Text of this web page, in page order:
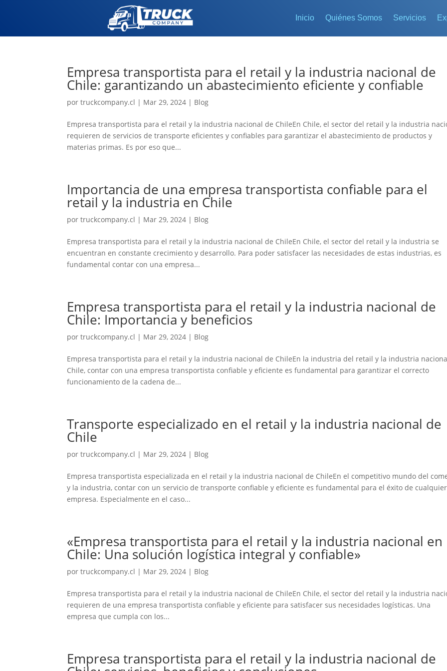
Inicio Quiénes Somos Servicios
Empresa transportista para el retail y la industria nacional de
Chile: garantizando un abastecimiento eficiente y confiable
portruckcompany.cl | Mar 29, 2024 | Blog
Empresa transportista para el retail y la industria nacional de ChileEn Chile, el sector del retail y la industria
requieren de servicios de transporte eficientes y confiables para garantizar el abastecimiento de productos y
materias primas. Es por eso que...
Importancia de una empresa transportista confiable para el
retail y la industria en Chile
portruckcompany.cl | Mar 29, 2024 | Blog
Empresa transportista para el retail y la industria nacional de ChileEn Chile, el sector del retail y la industria se
encuentran en constante crecimiento y desarrollo. Para poder satisfacer las necesidades de estas industrias, es
fundamental contar con una empresa...
Empresa transportista para el retail y la industria nacional de
Chile: Importancia y beneficios
portruckcompany.cl | Mar 29, 2024 | Blog
Empresa transportista para el retail y la industria nacional de ChileEn la industria del retail y la industria
Chile, contar con una empresa transportista confiable y eficiente es fundamental para garantizar el correcto
funcionamiento de la cadena de...
Transporte especializado en el retail y la industria nacional de
Chile
portruckcompany.cl | Mar 29, 2024 | Blog
Empresa transportista especializada en el retail y la industria nacional de ChileEn el competitivo mundo del
y la industria, contar con un servicio de transporte confiable y eficiente es fundamental para el éxito de cualquier
empresa. Especialmente en el caso...
«Empresa transportista para el retail y la industria nacional en
Chile: Una solución logística integral y confiable»
portruckcompany.cl | Mar 29, 2024 | Blog
Empresa transportista para el retail y la industria nacional de ChileEn Chile, el sector del retail y la industria
requieren de una empresa transportista confiable y eficiente para satisfacer sus necesidades logísticas. Una
empresa que cumpla con los...
Empresa transportista para el retail y la industria nacional de